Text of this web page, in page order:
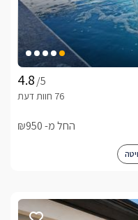
/5
החל מ- ₪950